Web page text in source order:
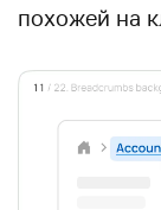
похожей на